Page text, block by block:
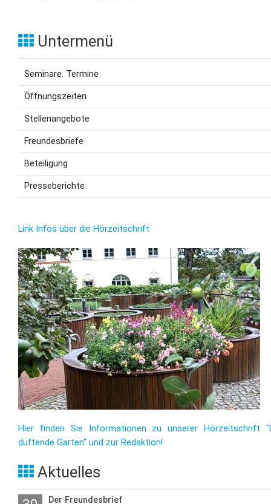
Untermenü
Seminare. Termine
Öffnungszeiten
Stellenangebote
Freundesbriefe
Beteiligung
Presseberichte
Link Infos über die Hörzeitschrift
Hier finden Sie Informationen zu unserer Hörzeitschrift
duftende Garten" und zur Redaktion!
Aktuelles
Der Freundesbrief